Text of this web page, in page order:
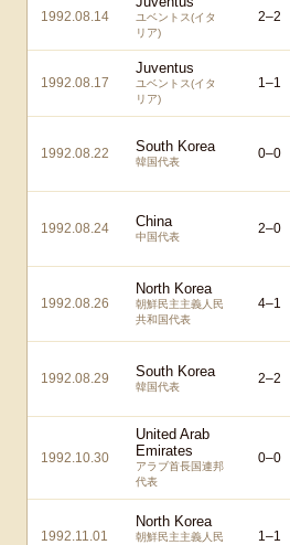
1992.08.14
ユベントス(イタ
リア)
2–2
1992.08.17
Juventus
ユベントス(イタ
リア)
1–1
1992.08.22 South Korea
韓国代表
0–0
1992.08.24 China
中国代表
2–0
1992.08.26
North Korea
朝鮮民主主義人民
共和国代表
4–1
1992.08.29 South Korea
韓国代表
2–2
1992.10.30
United Arab
Emirates
アラブ首長国連邦
代表
0–0
1992.11.01
North Korea
朝鮮民主主義人民
1–1